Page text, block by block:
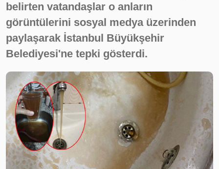
belirten vatandaşlar o anların
görüntülerini sosyal medya üzerinden
paylaşarak İstanbul Büyükşehir
Belediyesi'ne tepki gösterdi.